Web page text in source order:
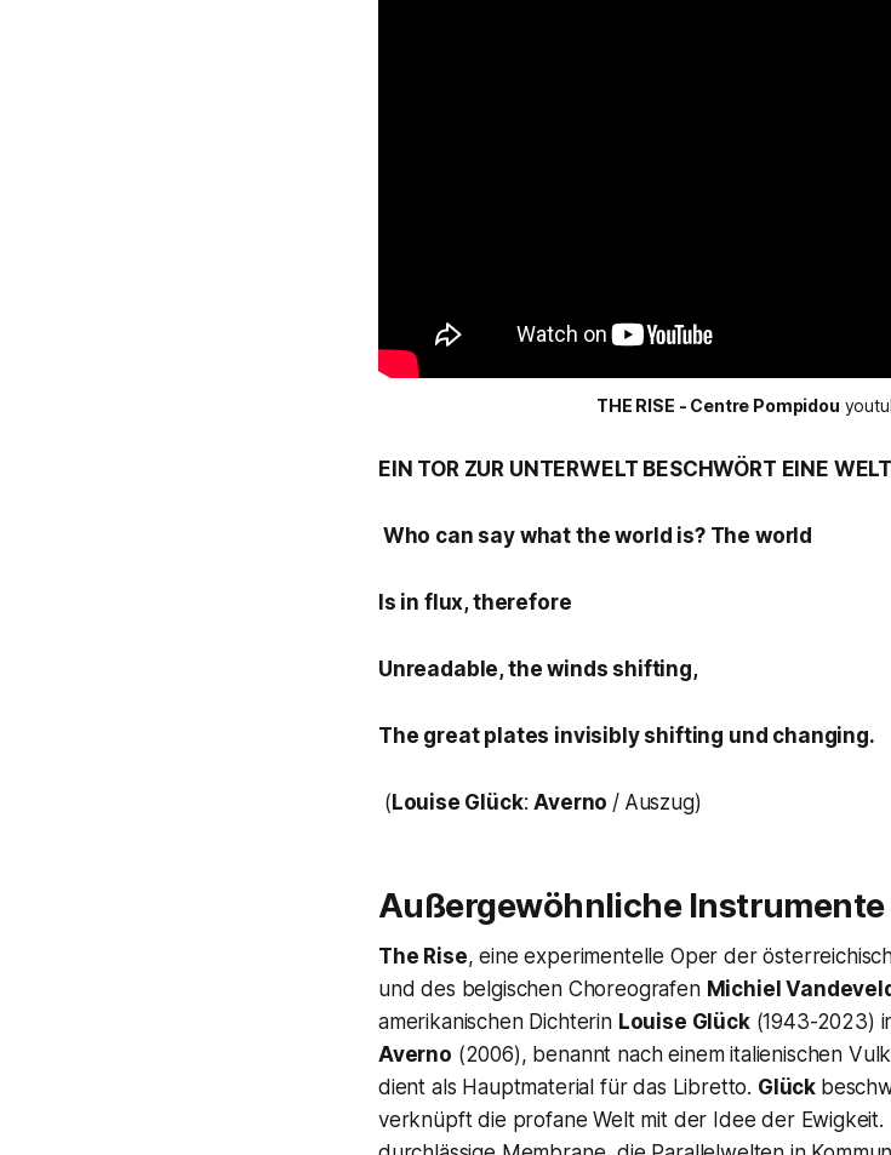
THE RISE - Centre Pompidou
EIN TOR ZUR UNTERWELT BESCHWÖRT EINE
Who can say what the world is? The world
Is in flux, therefore
Unreadable, the winds shifting,
The great plates invisibly shifting und changing.
(Louise Glück:Averno / Auszug)
Außergewöhnliche
The Rise, eine experimentelle Oper der
und des belgischen Choreografen Michiel
amerikanischen Dichterin Louise Glück(1943-2023)
Averno (2006), benannt nach einem italienischen
dient als Hauptmaterial für das Libretto. Glück
verknüpft die profane Welt mit der Idee der